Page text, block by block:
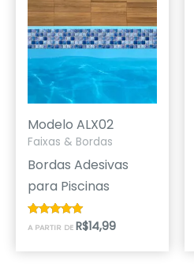
Modelo ALX02
Faixas & Bordas
Bordas Adesivas
para Piscinas
Avaliação
A PARTIR DE R$14,99